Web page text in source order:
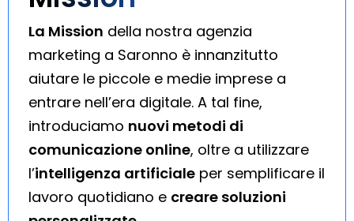
La Mission della nostra agenzia
marketing a Saronno è innanzitutto
aiutare le piccole e medie imprese a
entrare nell’era digitale. A tal fine,
introduciamo nuovi metodi di
comunicazione online, oltre a utilizzare
l’intelligenza artificiale per semplificare il
lavoro quotidiano e creare soluzioni